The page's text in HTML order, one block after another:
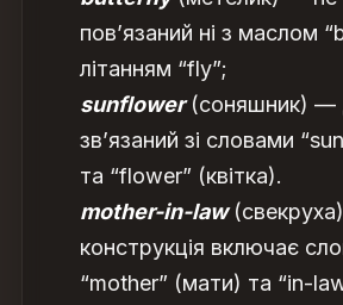
пов’язаний ні з маслом
літанням “fly”;
sunflower(соняшник) —
зв’язаний зі словами
та “flower” (квітка).
mother-in-law
конструкція включає
“mother” (мати) та “in-